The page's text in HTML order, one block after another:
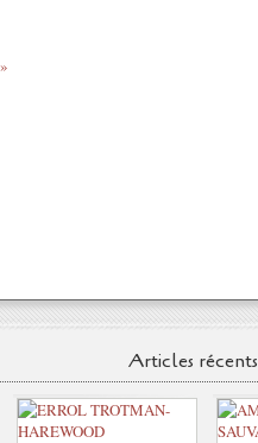
Articles récents